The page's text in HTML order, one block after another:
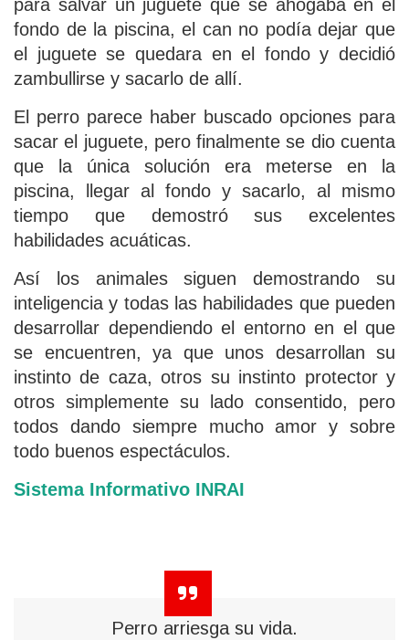
para salvar un juguete que se ahogaba en el
fondo de la piscina, el can no podía dejar que
el juguete se quedara en el fondo y decidió
zambullirse y sacarlo de allí.
El perro parece haber buscado opciones para
sacar el juguete, pero finalmente se dio cuenta
que la única solución era meterse en la
piscina, llegar al fondo y sacarlo, al mismo
tiempo que demostró sus excelentes
habilidades acuáticas.
Así los animales siguen demostrando su
inteligencia y todas las habilidades que pueden
desarrollar dependiendo el entorno en el que
se encuentren, ya que unos desarrollan su
instinto de caza, otros su instinto protector y
otros simplemente su lado consentido, pero
todos dando siempre mucho amor y sobre
todo buenos espectáculos.
Sistema Informativo INRAI
Perro arriesga su vida.